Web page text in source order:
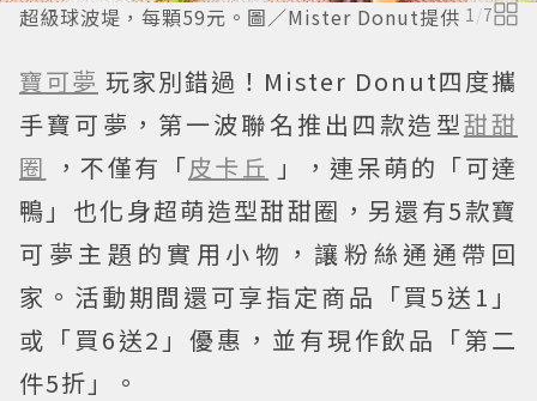
超級球波堤，每顆59元。圖／Mister Donut提供 1 /7
寶可夢 玩家別錯過！Mister Donut四度攜
手寶可夢，第一波聯名推出四款造型甜甜
圈
，不僅有「皮卡丘 」，連呆萌的「可達
鴨」也化身超萌造型甜甜圈，另還有5款寶
可夢主題的實用小物，讓粉絲通通帶回
家。活動期間還可享指定商品「買5送1」
或「買6送2」優惠，並有現作飲品「第二
件5折」。